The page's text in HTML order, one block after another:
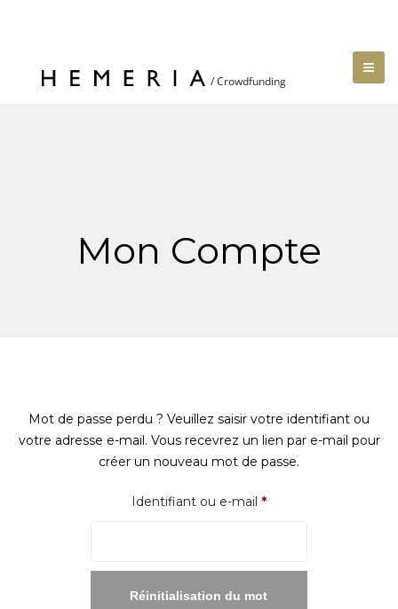
Mon Compte
Mot de passe perdu ? Veuillez saisir votre identifiant ou
votre adresse e-mail. Vous recevrez un lien par e-mail pour
créer un nouveau mot de passe.
Identifiant ou e-mail *Obligatoire
Réinitialisation du mot